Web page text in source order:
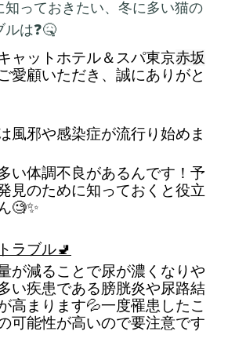
知っておきたい、冬に多い猫の
は❓🤒
ャットホテル＆スパ東京赤坂
愛顧いただき、誠にありがと
風邪や感染症が流行り始めま
い体調不良があるんです！予
見のために知っておくと役立
🧐✨
ラブル🚽
が減ることで尿が濃くなりや
い疾患である膀胱炎や尿路結
高まります💦一度罹患したこ
可能性が高いので要注意です